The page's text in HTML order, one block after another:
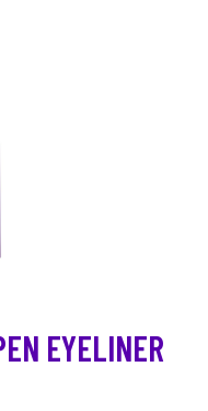
EYELINER